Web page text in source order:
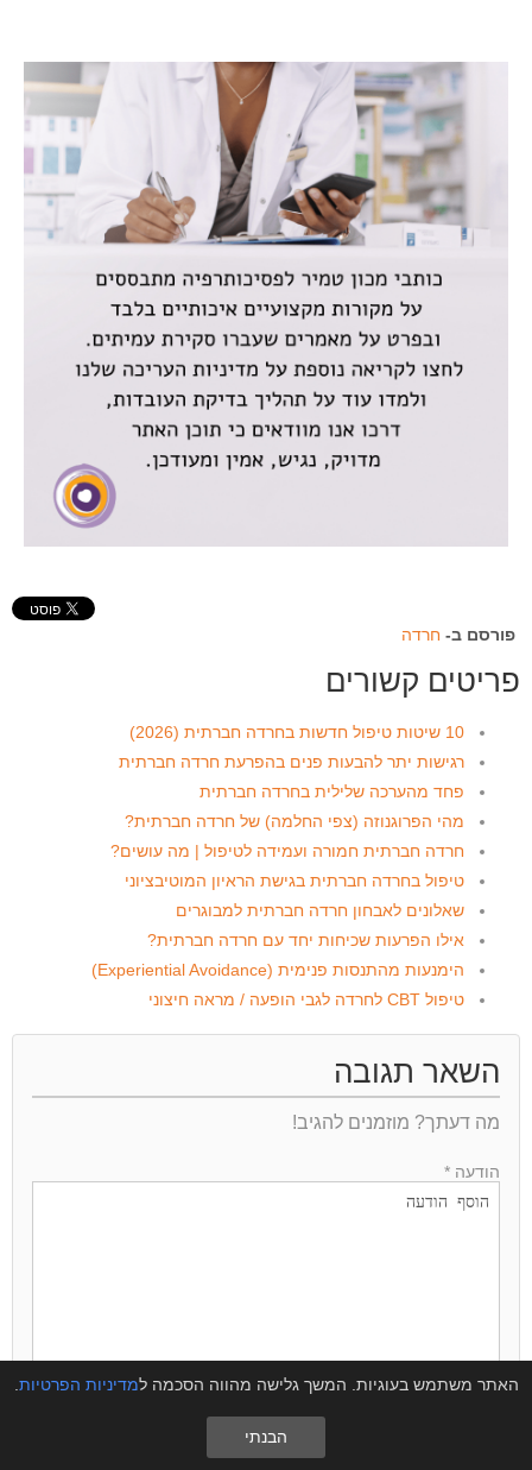
פורסם ב- חרדה
פריטים קשורים
10 שיטות טיפול חדשות בחרדה חברתית (2026)
רגישות יתר להבעות פנים בהפרעת חרדה חברתית
פחד מהערכה שלילית בחרדה חברתית
מהי הפרוגנוזה (צפי החלמה) של חרדה חברתית?
חרדה חברתית חמורה ועמידה לטיפול | מה עושים?
טיפול בחרדה חברתית בגישת הראיון המוטיבציוני
שאלונים לאבחון חרדה חברתית למבוגרים
אילו הפרעות שכיחות יחד עם חרדה חברתית?
הימנעות מהתנסות פנימית (Experiential Avoidance)
טיפול CBT לחרדה לגבי הופעה / מראה חיצוני
השאר תגובה
מה דעתך? מוזמנים להגיב!
הודעה *
האתר משתמש בעוגיות. המשך גלישה מהווה הסכמה למדיניות הפרטיות
הבנתי